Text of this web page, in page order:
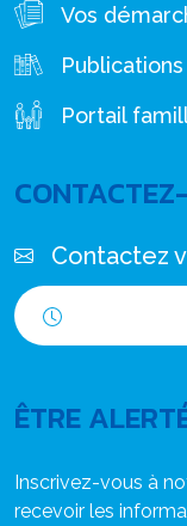
Vos
Publications
Portail
Contactez
ÊTRE
Inscrivez-vous à
recevoir les